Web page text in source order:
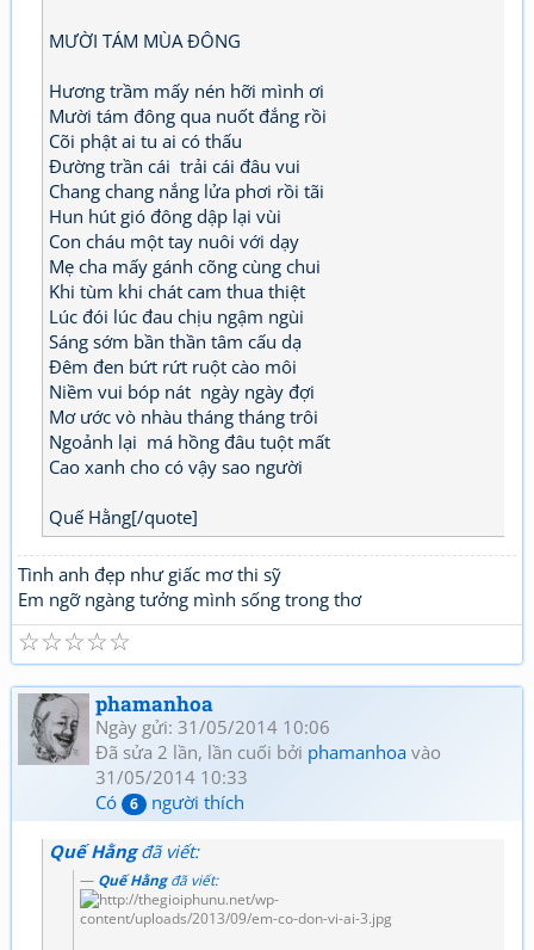
MƯỜI TÁM MÙA ĐÔNG
Hương trầm mấy nén hỡi mình ơi
Mười tám đông qua nuốt đắng rồi
Cõi phật ai tu ai có thấu
Đường trần cái trải cái đâu vui
Chang chang nắng lửa phơi rồi tãi
Hun hút gió đông dập lại vùi
Con cháu một tay nuôi với dạy
Mẹ cha mấy gánh cõng cùng chui
Khi tùm khi chát cam thua thiệt
Lúc đói lúc đau chịu ngậm ngùi
Sáng sớm bần thần tâm cấu dạ
Đêm đen bứt rứt ruột cào môi
Niềm vui bóp nát ngày ngày đợi
Mơ ước vò nhàu tháng tháng trôi
Ngoảnh lại má hồng đâu tuột mất
Cao xanh cho có vậy sao người
Quế Hằng[/quote]
Tình anh đẹp như giấc mơ thi sỹ
Em ngỡ ngàng tưởng mình sống trong thơ
☆
☆
☆
☆
☆
phamanhoa
Ngày gửi: 31/05/2014 10:06
Đã sửa 2 lần, lần cuối bởi phamanhoa vào
31/05/2014 10:33
Có
6 người thích
Quế Hằngđã viết:
Quế Hằngđã viết: